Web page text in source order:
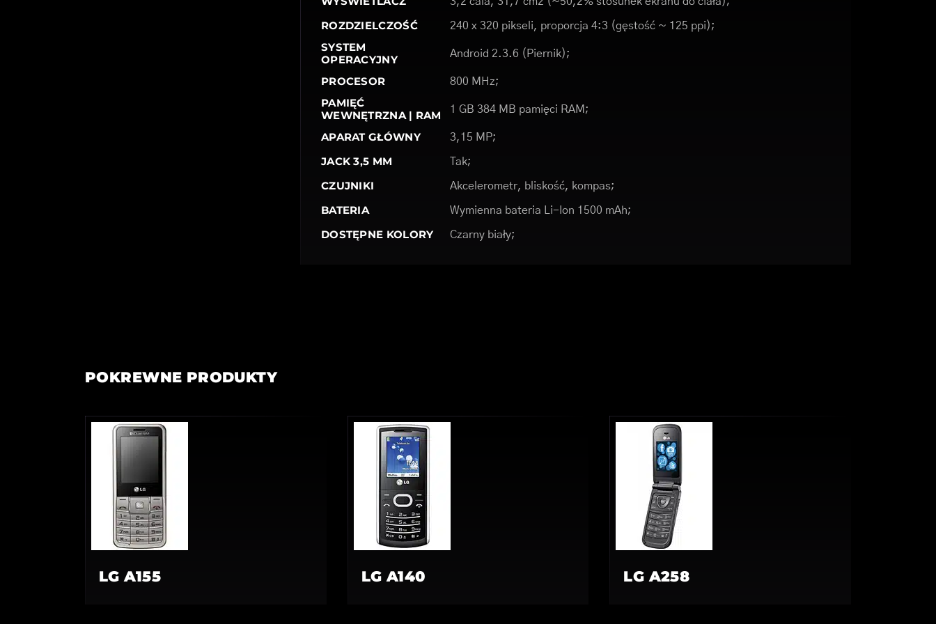
ROZDZIELCZOŚĆ 240 x 320 pikseli, proporcja 4:3 (gęstość ~ 125 ppi);
SYSTEM
OPERACYJNY
Android 2.3.6 (Piernik);
PROCESOR 800 MHz;
PAMIĘĆ
WEWNĘTRZNA | RAM
1 GB 384 MB pamięci RAM;
APARAT GŁÓWNY 3,15 MP;
JACK 3,5 MM Tak;
CZUJNIKI Akcelerometr, bliskość, kompas;
BATERIA Wymienna bateria Li-Ion 1500 mAh;
DOSTĘPNE KOLORY Czarny biały;
POKREWNE PRODUKTY
LG A155 LG A140 LG A258